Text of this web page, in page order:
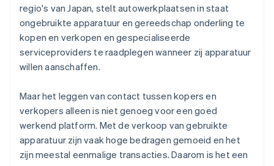
regio's van Japan, stelt autowerkplaatsen in staat
ongebruikte apparatuur en gereedschap onderling te
kopen en verkopen en gespecialiseerde
serviceproviders te raadplegen wanneer zij apparatuur
willen aanschaffen.
Maar het leggen van contact tussen kopers en
verkopers alleen is niet genoeg voor een goed
werkend platform. Met de verkoop van gebruikte
apparatuur zijn vaak hoge bedragen gemoeid en het
zijn meestal eenmalige transacties. Daarom is het een